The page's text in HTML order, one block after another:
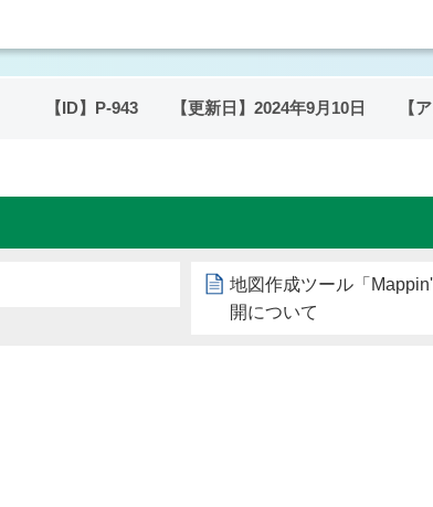
【ID】 P-943 【更新日】 2024年9月10日 【
地図作成ツール「
開について